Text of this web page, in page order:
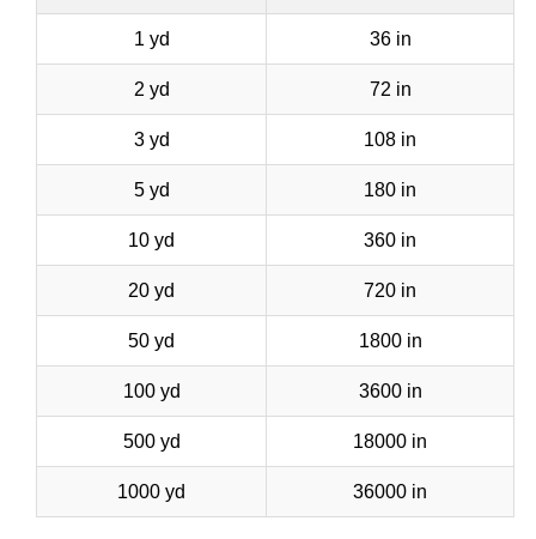
1 yd 36 in
2 yd 72 in
3 yd 108 in
5 yd 180 in
10 yd 360 in
20 yd 720 in
50 yd 1800 in
100 yd 3600 in
500 yd 18000 in
1000 yd 36000 in